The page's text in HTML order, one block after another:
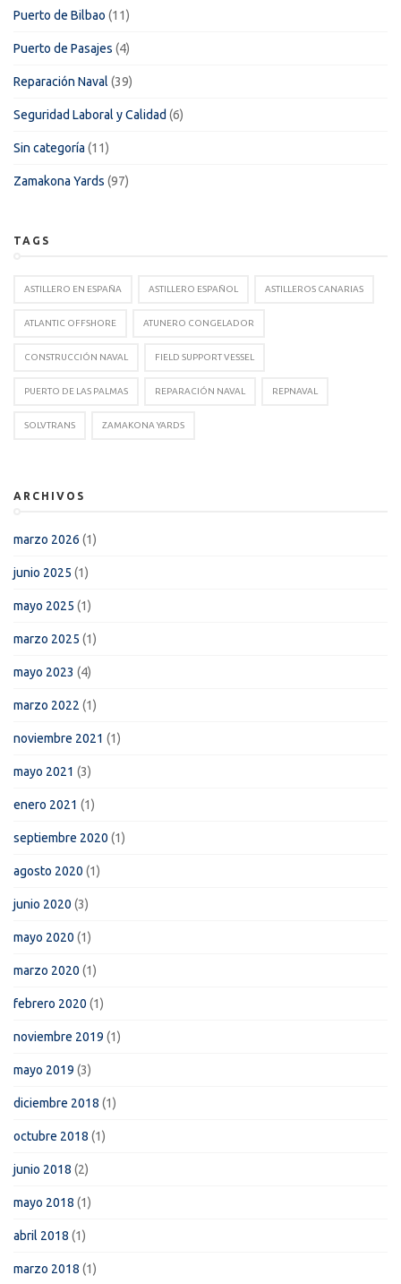
Puerto de Bilbao (11)
Puerto de Pasajes (4)
Reparación Naval (39)
Seguridad Laboral y Calidad (6)
Sin categoría (11)
Zamakona Yards (97)
TAGS
ASTILLERO EN ESPAÑA ASTILLERO ESPAÑOL ASTILLEROS CANARIAS
ATLANTIC OFFSHORE ATUNERO CONGELADOR
CONSTRUCCIÓN NAVAL FIELD SUPPORT VESSEL
PUERTO DE LAS PALMAS REPARACIÓN NAVAL REPNAVAL
SOLVTRANS ZAMAKONA YARDS
ARCHIVOS
marzo 2026 (1)
junio 2025 (1)
mayo 2025 (1)
marzo 2025 (1)
mayo 2023 (4)
marzo 2022 (1)
noviembre 2021 (1)
mayo 2021 (3)
enero 2021 (1)
septiembre 2020 (1)
agosto 2020 (1)
junio 2020 (3)
mayo 2020 (1)
marzo 2020 (1)
febrero 2020 (1)
noviembre 2019 (1)
mayo 2019 (3)
diciembre 2018 (1)
octubre 2018 (1)
junio 2018 (2)
mayo 2018 (1)
abril 2018 (1)
marzo 2018 (1)